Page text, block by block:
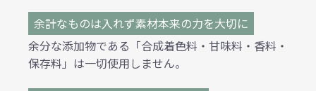
余計なものは入れず素材本来の力を大切に
余分な添加物である「合成着色料・甘味料・香料・
保存料」は一切使用しません。